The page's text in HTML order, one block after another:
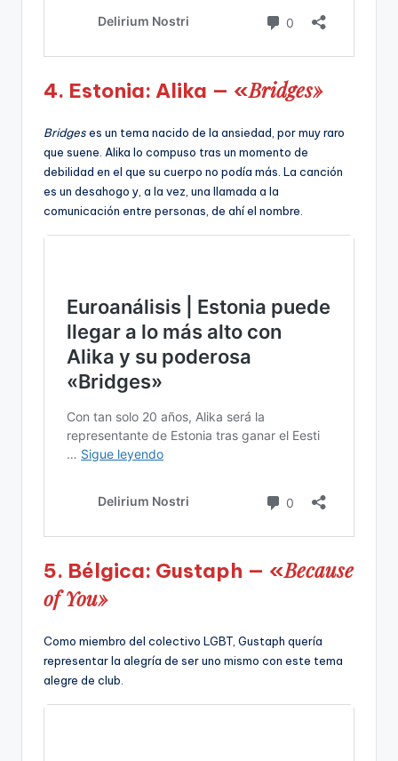
4. Estonia: Alika — «Bridges»
Bridgeses un tema nacido de la ansiedad, por muy raro
que suene. Alika lo compuso tras un momento de
debilidad en el que su cuerpo no podía más. La canción
es un desahogo y, a la vez, una llamada a la
comunicación entre personas, de ahí el nombre.
5. Bélgica: Gustaph — «Because
of You»
Como miembro del colectivo LGBT, Gustaph quería
representar la alegría de ser uno mismo con este tema
alegre de club.